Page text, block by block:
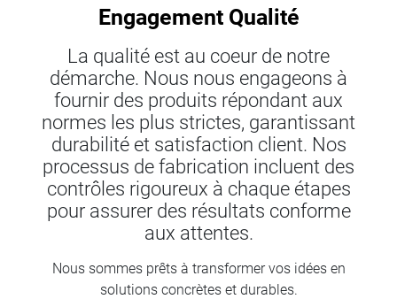
Engagement Qualité
La qualité est au coeur de notre
démarche. Nous nous engageons à
fournir des produits répondant aux
normes les plus strictes, garantissant
durabilité et satisfaction client. Nos
processus de fabrication incluent des
contrôles rigoureux à chaque étapes
pour assurer des résultats conforme
aux attentes.
Nous sommes prêts à transformer vos idées en
solutions concrètes et durables.